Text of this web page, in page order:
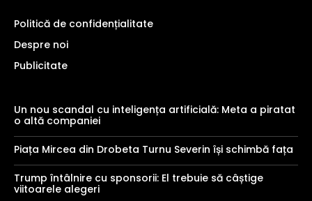
Politică de confidențialitate
Despre noi
Publicitate
Un nou scandal cu inteligența artificială: Meta a piratat
o altă companiei
Piața Mircea din Drobeta Turnu Severin își schimbă fața
Trump întâlnire cu sponsorii: El trebuie să câștige
viitoarele alegeri